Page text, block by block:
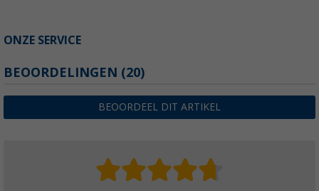
ONZE SERVICE
BEOORDELINGEN (20)
BEOORDEEL DIT ARTIKEL